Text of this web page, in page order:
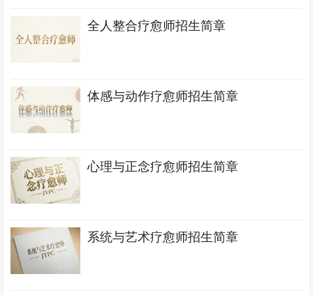
全人整合疗愈师招生简章
体感与动作疗愈师招生简章
心理与正念疗愈师招生简章
系统与艺术疗愈师招生简章